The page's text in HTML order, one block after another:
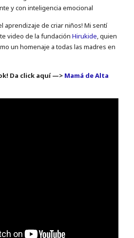
y con inteligencia emocional
aprendizaje de criar niños! Mi sentí
video de la fundaciónHirukide, quien
un homenaje a todas las madres en
Da click aquí —> Mamá de Alta